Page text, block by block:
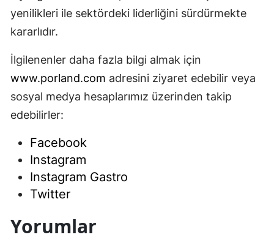
yenilikleri ile sektördeki liderliğini sürdürmekte
kararlıdır.
İlgilenenler daha fazla bilgi almak için
www.porland.com adresini ziyaret edebilir veya
sosyal medya hesaplarımız üzerinden takip
edebilirler:
Facebook
Instagram
Instagram Gastro
Twitter
Yorumlar